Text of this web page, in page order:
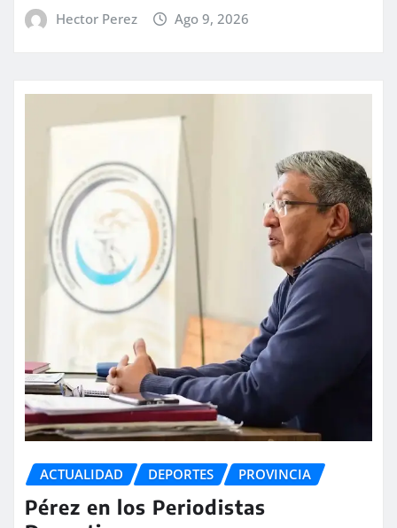
Hector Perez Ago 9, 2026
ACTUALIDAD DEPORTES PROVINCIA
Pérez en los Periodistas